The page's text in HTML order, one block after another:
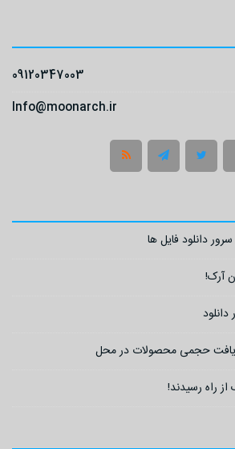
09120347003
Info@moonarch.ir
دانلود فایل ها
آرک!
حجمی محصولات در محل
راه رسیدند!